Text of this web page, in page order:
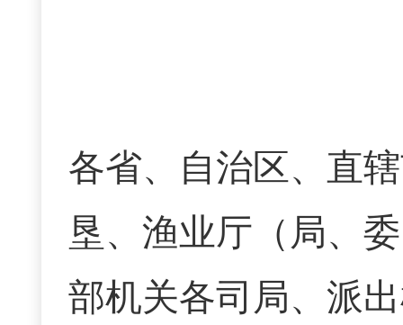
各省、自治区、直
垦、渔业厅（局、
部机关各司局、派